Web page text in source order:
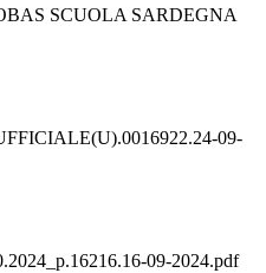
SCUOLA SARDEGNA
09-
09-2024.pdf